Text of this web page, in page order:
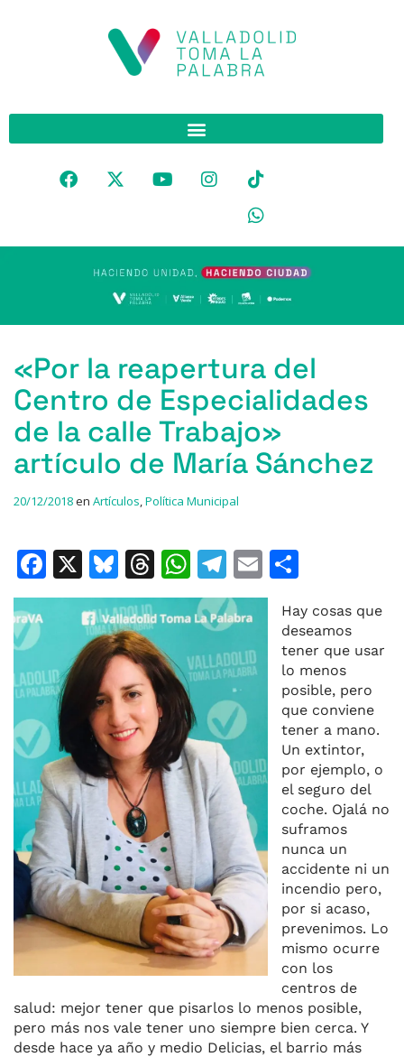
«Por la reapertura del
Centro de Especialidades
de la calle Trabajo»
artículo de María Sánchez
20/12/2018en Artículos,Política Municipal
F
a
b
o
o
k
X
Bl
u
e
s
k
y
T
h
re
a
d
s
W
h
at
s
A
p
p
T
el
e
gr
a
m
E
m
ai m
p
ar
ti
r
Hay cosas que
deseamos
tener que usar
lo menos
posible, pero
que conviene
tener a mano.
Un extintor,
por ejemplo, o
el seguro del
coche. Ojalá no
suframos
nunca un
accidente ni un
incendio pero,
por si acaso,
prevenimos. Lo
mismo ocurre
con los
centros de
salud: mejor tener que pisarlos lo menos posible,
pero más nos vale tener uno siempre bien cerca. Y
desde hace ya año y medio Delicias, el barrio más